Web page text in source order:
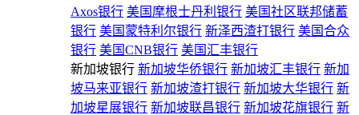
Axos银行 美国摩根士丹利银行 美国社区联邦储蓄
银行 美国蒙特利尔银行 新泽西渣打银行 美国合众
银行 美国CNB银行 美国汇丰银行
新加坡银行 新加坡华侨银行 新加坡汇丰银行 新加
坡马来亚银行 新加坡渣打银行 新加坡大华银行 新
加坡星展银行 新加坡联昌银行 新加坡花旗银行 新